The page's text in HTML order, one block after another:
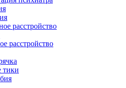
расстройство
расстройство
тики